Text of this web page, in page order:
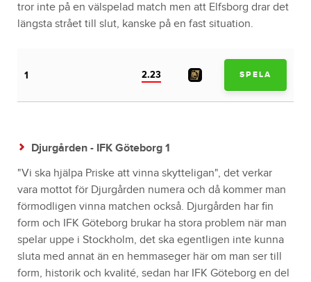
tror inte på en välspelad match men att Elfsborg drar det
längsta strået till slut, kanske på en fast situation.
1 2.23 SPELA
Djurgården - IFK Göteborg 1
"Vi ska hjälpa Priske att vinna skytteligan", det verkar
vara mottot för Djurgården numera och då kommer man
förmodligen vinna matchen också. Djurgården har fin
form och IFK Göteborg brukar ha stora problem när man
spelar uppe i Stockholm, det ska egentligen inte kunna
sluta med annat än en hemmaseger här om man ser till
form, historik och kvalité, sedan har IFK Göteborg en del